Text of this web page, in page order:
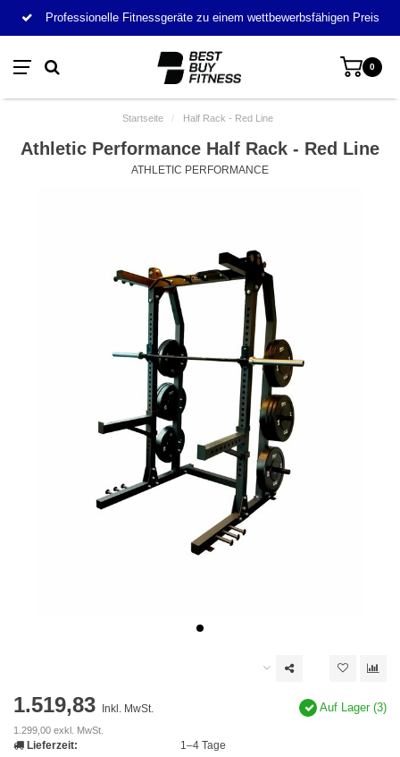
Professionelle Fitnessgeräte zu einem wettbewerbsfähigen Preis
0
Startseite / Half Rack - Red Line
Athletic Performance Half Rack - Red Line
ATHLETIC PERFORMANCE
1.519,83 Inkl. MwSt.
1.299,00 exkl. MwSt.
Auf Lager (3)
Lieferzeit: 1–4 Tage